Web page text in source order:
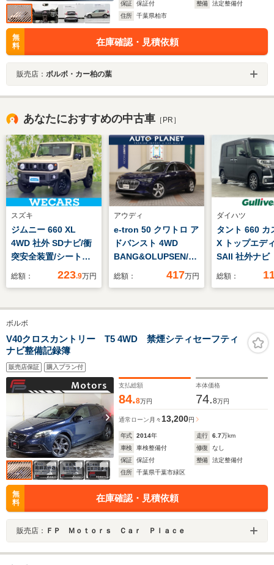
保証
保証付 整備
法定整備付
住所
千葉県柏市
無
料
在庫確認・見積依頼
販売店： ボルボ・カー柏の葉
あなたにおすすめの中古車 ［PR］
スズキ
ジムニー 660 XL
4WD 社外 SDナビ/衝
突安全装置/シートヒ
ーター/車線逸脱防止
続/ETC/ABS/横滑り防
止装置/アイドリング
ストップ/フルセグTV
総額： 223.9万円
アウディ
e-tron 50 クワトロ ア
ドバンスト 4WD
BANG&OLUPSEN/禁
煙/ACC/衝突軽減ブレ
ナビ/フルセグ
メラ/シートヒータ
ヘッドライト/パワー
テールゲート
総額： 417万円
ダイハツ
タント 660 カ
X トップエデ
SAII 社外ナ
クカメラ 片
避支援ブレ
脱警報機能
制制御機能
ト LEDライ
総額：
ボルボ
V40クロスカントリー T5 4WD 禁煙シティセーフティ
ナビ整備記録簿
販売店保証 購入プラン付
支払総額
84.8万円
本体価格
74.8万円
通常ローン 月々 13,200円
年式 2014年 走行 6.7万km
車検
車検整備付 修復
なし
保証
保証付 整備
法定整備付
住所
千葉県千葉市緑区
無
料
在庫確認・見積依頼
販売店： ＦＰ Ｍｏｔｏｒｓ Ｃａｒ Ｐｌａｃｅ